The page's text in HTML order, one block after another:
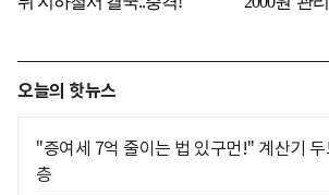
오늘의 핫뉴스
"증여세 7억 줄이는 법 있구먼!" 계산기
층